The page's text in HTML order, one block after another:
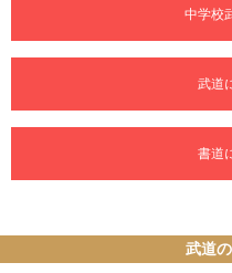
中学校武道必修化
武道について知
書道について知
武道